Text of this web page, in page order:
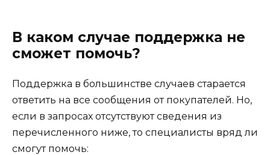
В каком случае поддержка не
сможет помочь?
Поддержка в большинстве случаев старается
ответить на все сообщения от покупателей. Но,
если в запросах отсутствуют сведения из
перечисленного ниже, то специалисты вряд ли
смогут помочь: